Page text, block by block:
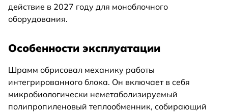
действие в 2027 году для моноблочного
оборудования.
Особенности эксплуатации
Шрамм обрисовал механику работы
интегрированного блока. Он включает в себя
микробиологически неметаболизируемый
полипропиленовый теплообменник, собирающий